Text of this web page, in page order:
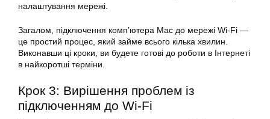
налаштування мережі.
Загалом, підключення комп’ютера Mac до мережі Wi-Fi —
це простий процес, який займе всього кілька хвилин.
Виконавши ці кроки, ви будете готові до роботи в Інтернеті
в найкоротші терміни.
Крок 3: Вирішення проблем із
підключенням до Wi-Fi